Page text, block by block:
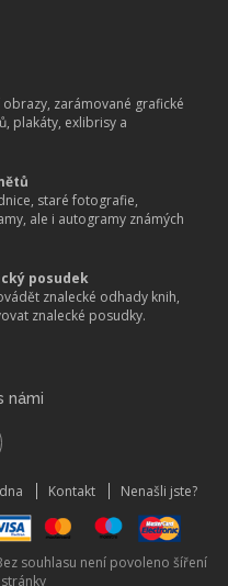
zarámované grafické
plakáty, exlibrisy a
staré fotografie,
ale i autogramy známých
posudek
znalecké odhady knih,
znalecké posudky.
námi
Kontakt Nenašli jste?
souhlasu není povoleno šíření